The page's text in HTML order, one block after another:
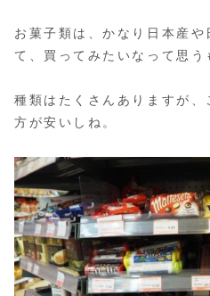
お菓子類は、かなり日本産や
て、買ってみたいなって思う
種類はたくさんありますが、
方が安いしね。